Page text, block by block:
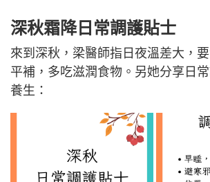
深秋霜降日常調護貼士
來到深秋，梁醫師指日夜溫差大，
平補，多吃滋潤食物。另她分享日
養生：